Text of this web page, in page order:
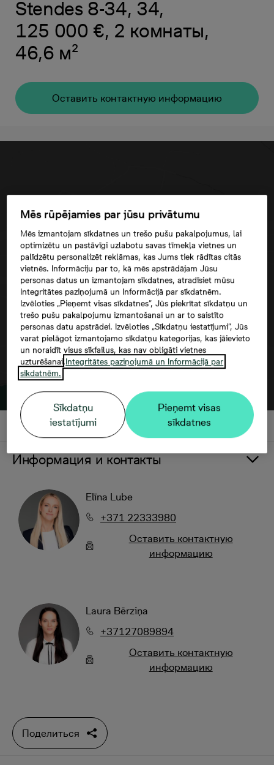
Stendes 8-34, 34,
125 000 €, 2 комнаты,
46,6 м²
Oставить контактную информацию
Согласие третьего лица
Информация и контакты
Elīna Lube
+371 22333980
Oставить контактную
информацию
Laura Bērziņa
+37127089894
Oставить контактную
информацию
Поделиться
Mēs rūpējamies par jūsu privātumu
Mēs izmantojam sīkdatnes un trešo pušu pakalpojumus, lai
optimizētu un pastāvīgi uzlabotu savas tīmekļa vietnes un
palīdzētu personalizēt reklāmas, kas Jums tiek rādītas citās
vietnēs. Informāciju par to, kā mēs apstrādājam Jūsu
personas datus un izmantojam sīkdatnes, atradīsiet mūsu
Integritātes paziņojumā un Informācijā par sīkdatnēm.
Izvēloties „Pieņemt visas sīkdatnes”, Jūs piekrītat sīkdatņu un
trešo pušu pakalpojumu izmantošanai un ar to saistīto
personas datu apstrādei. Izvēloties „Sīkdatņu iestatījumi”, Jūs
varat pielāgot izmantojamo sīkdatņu kategorijas, kas jāievieto
un noraidīt visus sīkfailus, kas nav obligāti vietnes
uzturēšanai.Integritātes paziņojumā un Informācijā par
sīkdatnēm.
Sīkdatņu
iestatījumi
Pieņemt visas
sīkdatnes